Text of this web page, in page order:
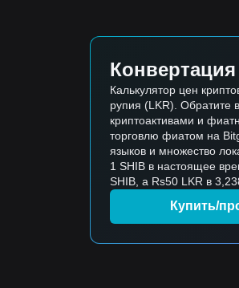
Калькулятор цен
рупия (LKR). Обратите
криптоактивами и
торговлю фиатом на
языков и множество
1 SHIB в настоящее
SHIB, а Rs50 LKR в
Купить/